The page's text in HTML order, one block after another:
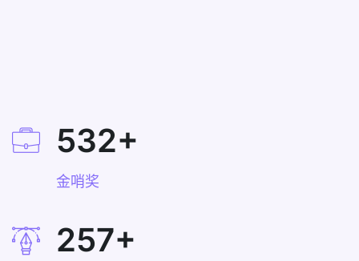
532+
金哨奖
257+